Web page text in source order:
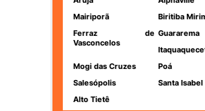
Mairiporã
Biritiba
Ferraz de
Vasconcelos
Guararema
Mogi das Cruzes
Poá
Salesópolis
Santa Isabel
Alto Tietê